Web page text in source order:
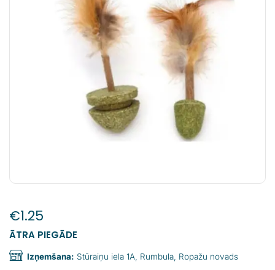
€1.25
ĀTRA PIEGĀDE
Izņemšana: Stūraiņu iela 1A, Rumbula, Ropažu novads